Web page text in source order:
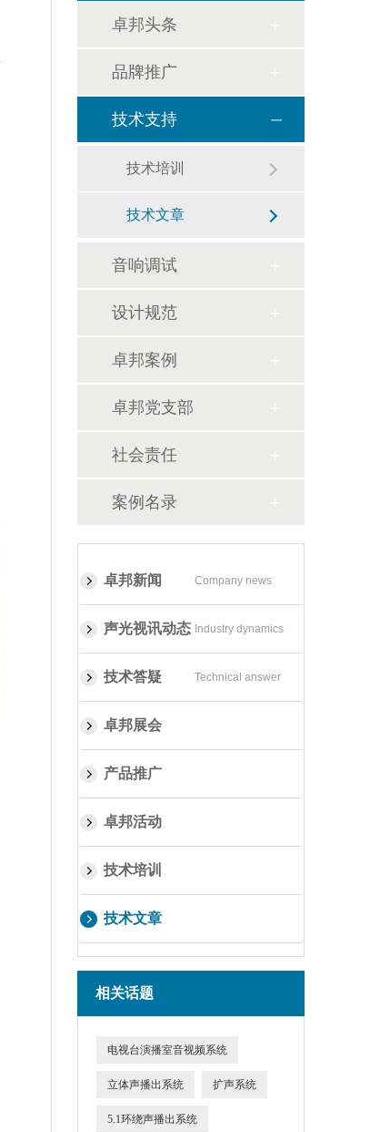
卓邦头条
品牌推广
技术支持
技术培训
技术文章
音响调试
设计规范
卓邦案例
卓邦党支部
社会责任
案例名录
卓邦新闻 Company news
声光视讯动态 Industry dynamics
技术答疑 Technical answer
卓邦展会
产品推广
卓邦活动
技术培训
技术文章
相关话题
电视台演播室音视频系统
立体声播出系统 扩声系统
5.1环绕声播出系统